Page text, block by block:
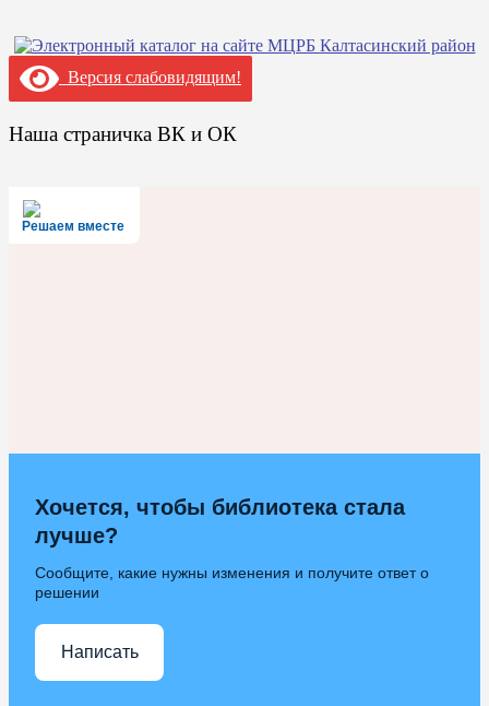
Версия слабовидящим!
Наша страничка ВК и ОК
Решаем вместе
Хочется, чтобы библиотека стала
лучше?
Сообщите, какие нужны изменения и получите ответ о
решении
Написать